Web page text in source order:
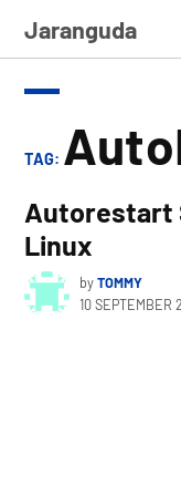
Jaranguda
TAG:
Autorestart
Linux
byTOMMY
10 SEPTEMBER